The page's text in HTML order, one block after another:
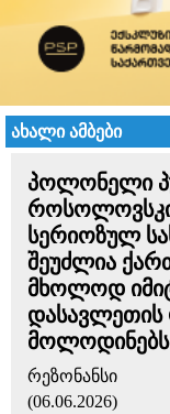
ახალი ამბები
პოლონელი
სერიოზულ
შეუძლია
მხოლოდ
მოლოდინებს
რეზონანსი
(06.06.2026)